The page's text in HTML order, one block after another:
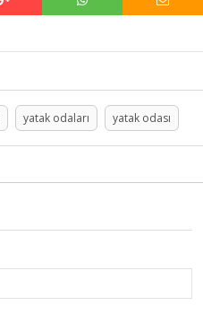
yatak odaları yatak odası